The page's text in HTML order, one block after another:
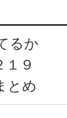
るか
９
とめ